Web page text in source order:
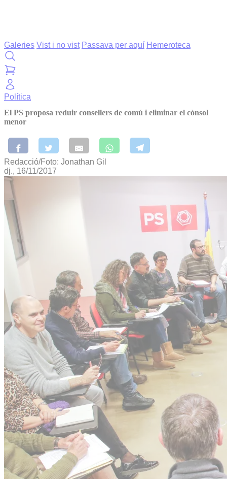
Galeries Vist i no vist Passava per aquí Hemeroteca
Política
El PS proposa reduir consellers de comú i eliminar el cònsol
menor
Redacció/Foto: Jonathan Gil
dj., 16/11/2017